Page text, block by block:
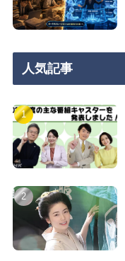
人気記事